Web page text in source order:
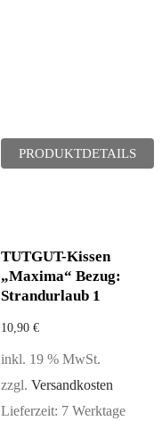
PRODUKTDETAILS
TUTGUT-Kissen
„Maxima“ Bezug:
Strandurlaub 1
10,90 €
inkl. 19 % MwSt.
zzgl. Versandkosten
Lieferzeit: 7 Werktage